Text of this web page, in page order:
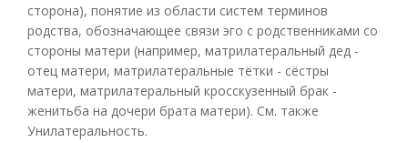
сторона), понятие из области систем терминов
родства, обозначающее связи эго с родственниками со
стороны матери (например, матрилатеральный дед -
отец матери, матрилатеральные тётки - сёстры
матери, матрилатеральный кросскузенный брак -
женитьба на дочери брата матери). См. также
Унилатеральность.